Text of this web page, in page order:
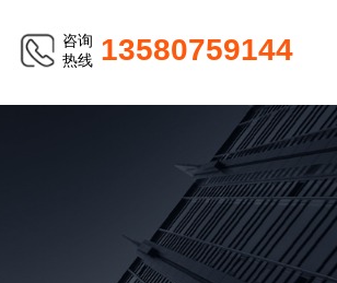
咨询
热线 13580759144